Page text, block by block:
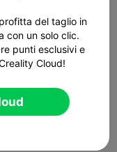
del taglio in
con un solo clic.
punti esclusivi e
Cloud!